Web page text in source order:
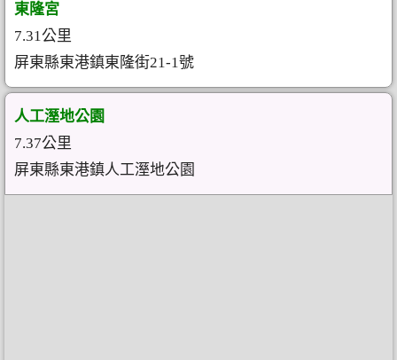
東隆宮
7.31公里
屏東縣東港鎮東隆街21-1號
人工溼地公園
7.37公里
屏東縣東港鎮人工溼地公園